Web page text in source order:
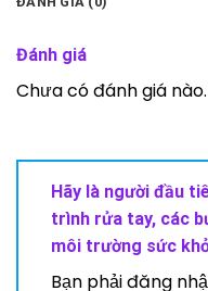
Đánh giá
Chưa có đánh giá nào.
Hãy là người đầu
trình rửa tay, các
môi trường sức
Bạn phảiđăng